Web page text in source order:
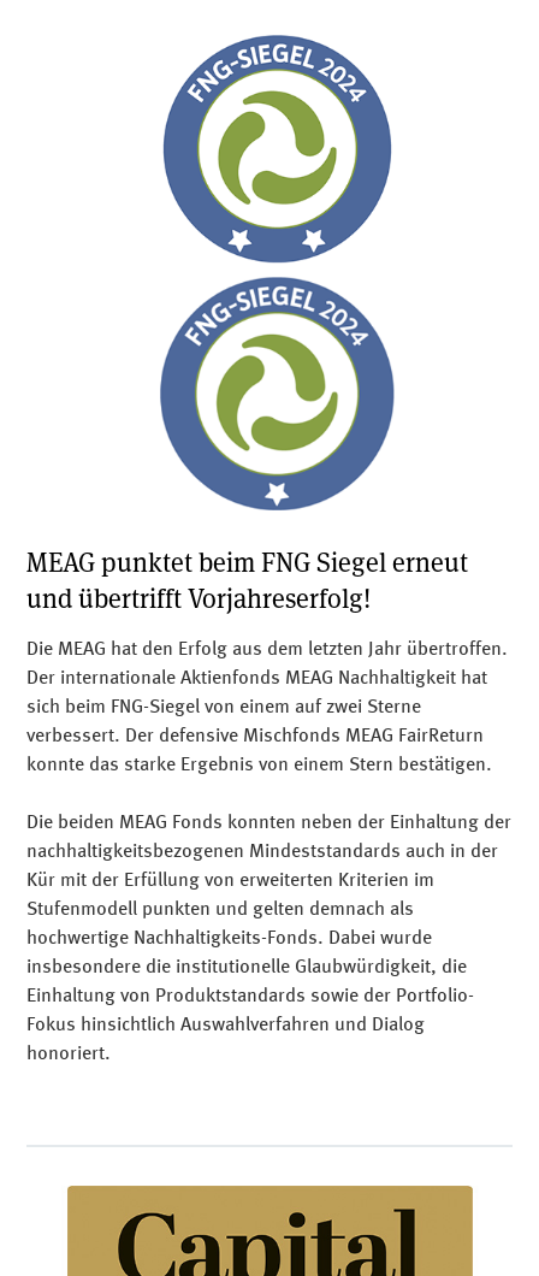
MEAG punktet beim FNG Siegel erneut
und übertrifft Vorjahreserfolg!
Die MEAG hat den Erfolg aus dem letzten Jahr übertroffen.
Der internationale Aktienfonds MEAG Nachhaltigkeit hat
sich beim FNG-Siegel von einem auf zwei Sterne
verbessert. Der defensive Mischfonds MEAG FairReturn
konnte das starke Ergebnis von einem Stern bestätigen.
Die beiden MEAG Fonds konnten neben der Einhaltung der
nachhaltigkeitsbezogenen Mindeststandards auch in der
Kür mit der Erfüllung von erweiterten Kriterien im
Stufenmodell punkten und gelten demnach als
hochwertige Nachhaltigkeits-Fonds. Dabei wurde
insbesondere die institutionelle Glaubwürdigkeit, die
Einhaltung von Produktstandards sowie der Portfolio-
Fokus hinsichtlich Auswahlverfahren und Dialog
honoriert.